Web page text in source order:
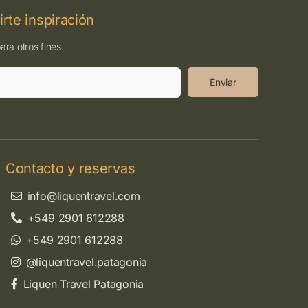
inspiración
otros fines.
Enviar
Contacto y reservas
info@liquentravel.com
+549 2901 612288
+549 2901 612288
@liquentravel.patagonia
Liquen Travel Patagonia